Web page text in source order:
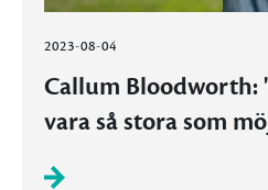
2023-08-04
Callum Bloodworth:
vara så stora som